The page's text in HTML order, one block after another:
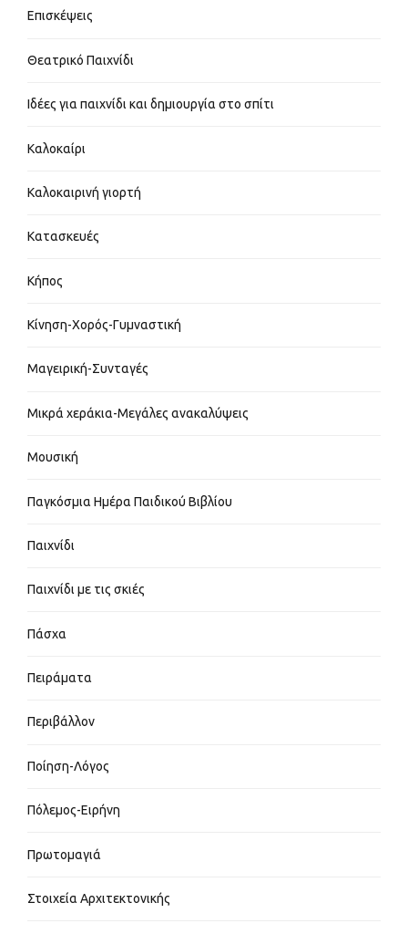
Επισκέψεις
Θεατρικό Παιχνίδι
Ιδέες για παιχνίδι και δημιουργία στο σπίτι
Καλοκαίρι
Καλοκαιρινή γιορτή
Κατασκευές
Κήπος
Κίνηση-Χορός-Γυμναστική
Μαγειρική-Συνταγές
Μικρά χεράκια-Μεγάλες ανακαλύψεις
Μουσική
Παγκόσμια Ημέρα Παιδικού Βιβλίου
Παιχνίδι
Παιχνίδι με τις σκιές
Πάσχα
Πειράματα
Περιβάλλον
Ποίηση-Λόγος
Πόλεμος-Ειρήνη
Πρωτομαγιά
Στοιχεία Αρχιτεκτονικής